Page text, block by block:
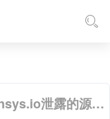
教你简单防护被censys.io泄露的源站ip